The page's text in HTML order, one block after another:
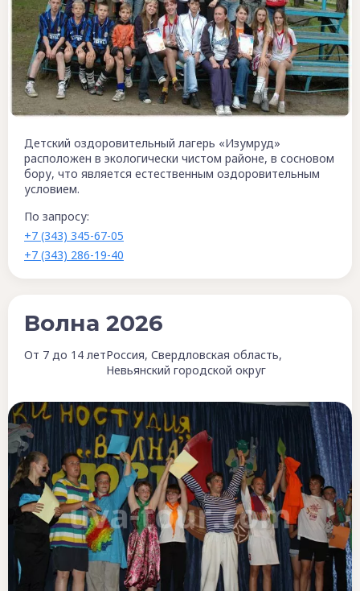
Детский оздоровительный лагерь «Изумруд»
расположен в экологически чистом районе, в сосновом
бору, что является естественным оздоровительным
условием.
По запросу:
+7 (343) 345-67-05
+7 (343) 286-19-40
Волна 2026
От 7 до 14 летРоссия, Свердловская область,
Невьянский городской округ